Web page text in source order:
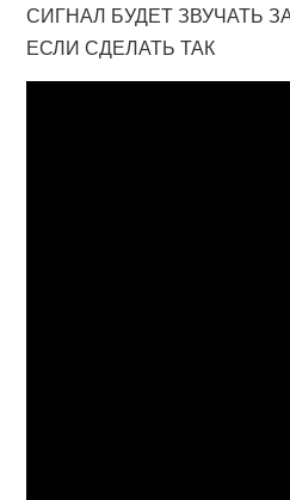
СИГНАЛ БУДЕТ ЗВУЧАТЬ
ЕСЛИ СДЕЛАТЬ ТАК